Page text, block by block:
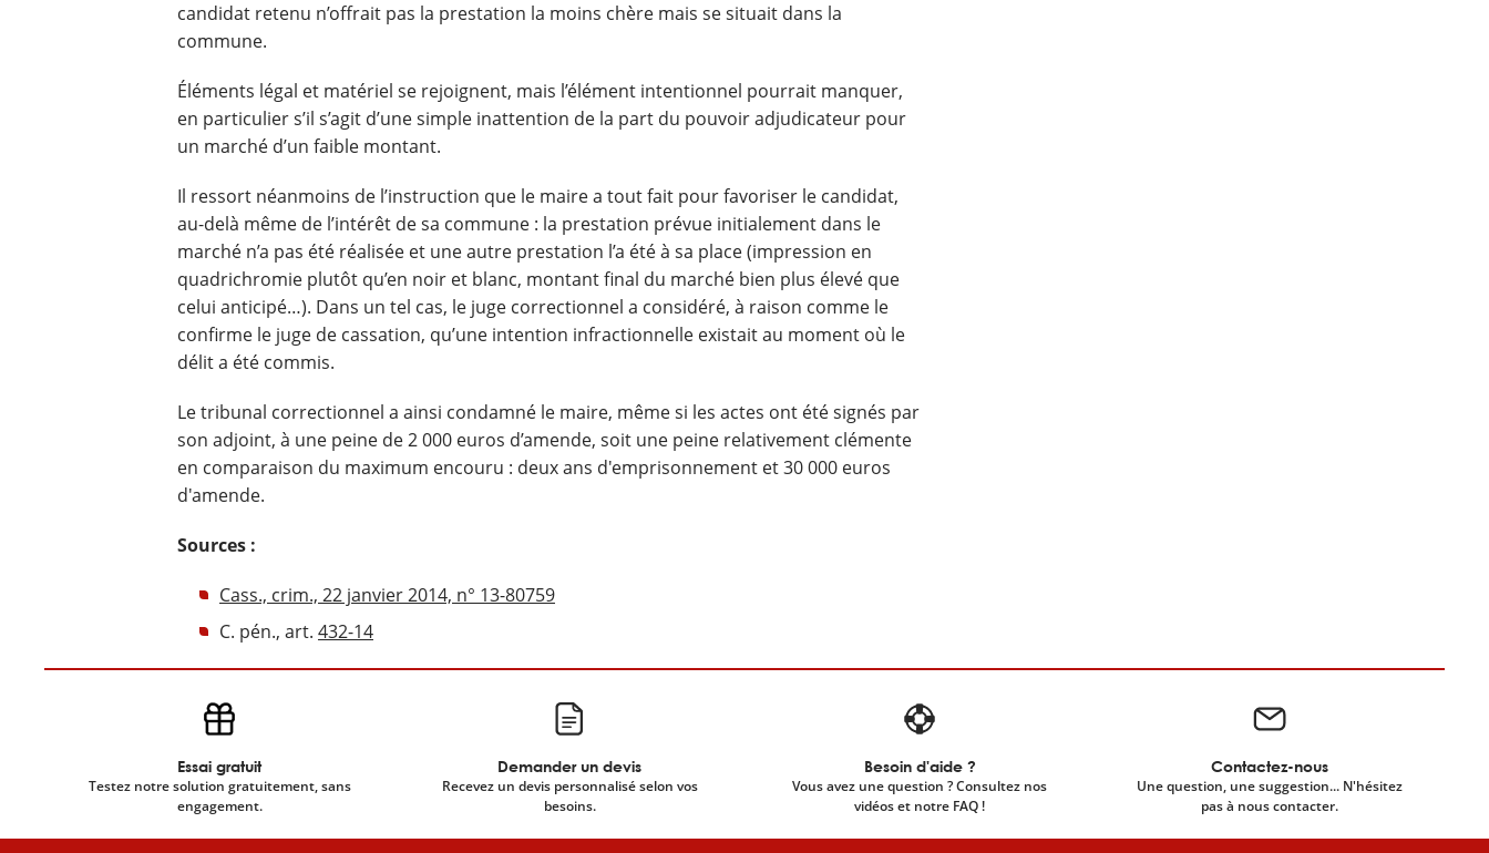
candidat retenu n’offrait pas la prestation la moins chère mais se situait dans la
commune.
Éléments légal et matériel se rejoignent, mais l’élément intentionnel pourrait manquer,
en particulier s’il s’agit d’une simple inattention de la part du pouvoir adjudicateur pour
un marché d’un faible montant.
Il ressort néanmoins de l’instruction que le maire a tout fait pour favoriser le candidat,
au-delà même de l’intérêt de sa commune : la prestation prévue initialement dans le
marché n’a pas été réalisée et une autre prestation l’a été à sa place (impression en
quadrichromie plutôt qu’en noir et blanc, montant final du marché bien plus élevé que
celui anticipé…). Dans un tel cas, le juge correctionnel a considéré, à raison comme le
confirme le juge de cassation, qu’une intention infractionnelle existait au moment où le
délit a été commis.
Le tribunal correctionnel a ainsi condamné le maire, même si les actes ont été signés par
son adjoint, à une peine de 2 000 euros d’amende, soit une peine relativement clémente
en comparaison du maximum encouru : deux ans d'emprisonnement et 30 000 euros
d'amende.
Sources :
Cass., crim., 22 janvier 2014, n° 13-80759
C. pén., art. 432-14
Essai gratuit
Testez notre solution gratuitement, sans
engagement.
Demander un devis
Recevez un devis personnalisé selon vos
besoins.
Besoin d'aide ?
Vous avez une question ? Consultez nos
vidéos et notre FAQ !
Contactez-nous
Une question, une suggestion... N'hésitez
pas à nous contacter.